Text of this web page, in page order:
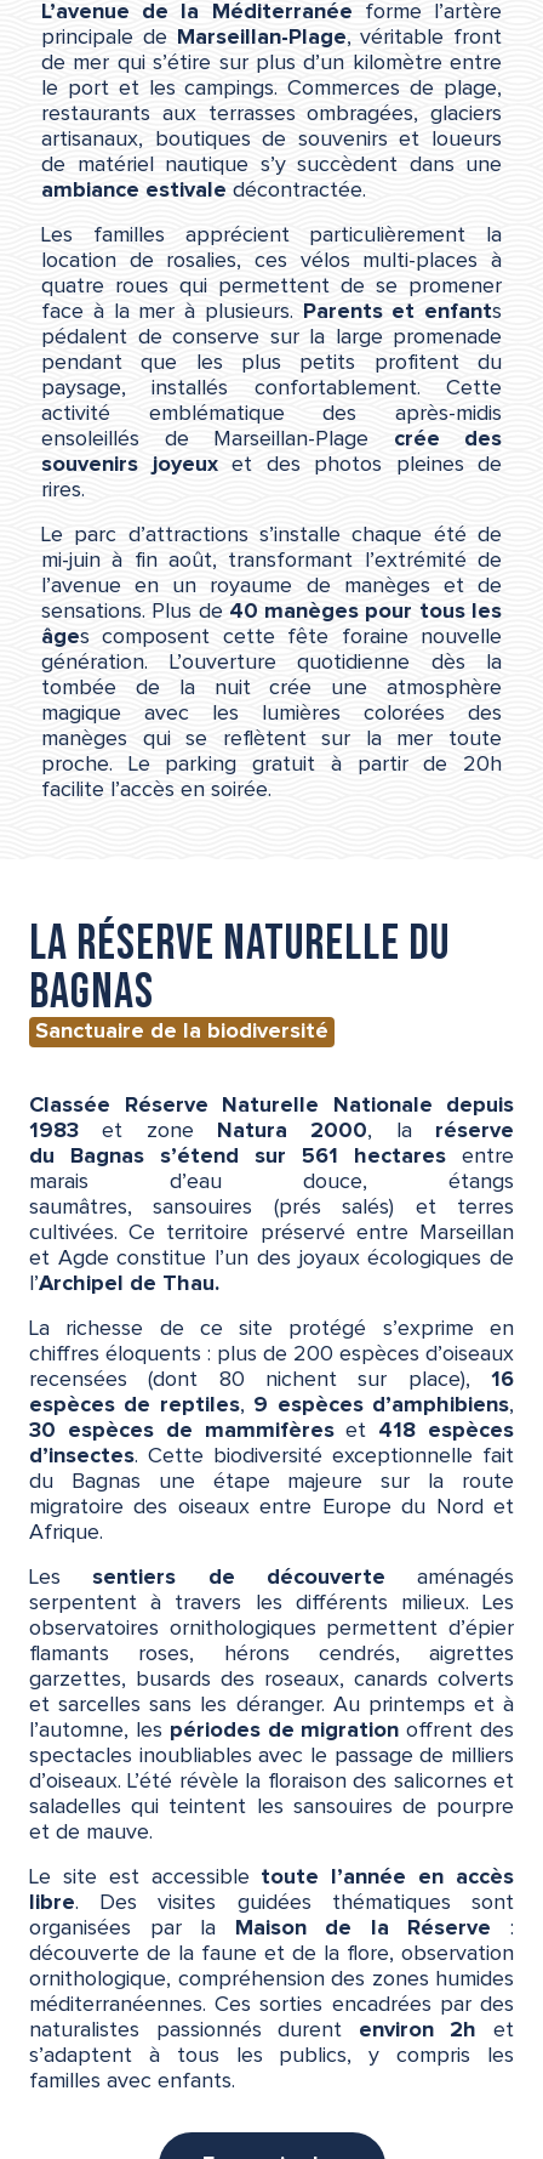
L’avenue de la Méditerranée forme l’artère
principale de
Marseillan-Plage, véritable front
de mer qui s’étire sur plus d’un kilomètre entre
le port et les campings. Commerces de plage,
restaurants aux terrasses ombragées, glaciers
artisanaux, boutiques de souvenirs et loueurs
de matériel nautique s’y succèdent dans une
ambiance estivale décontractée.
Les familles apprécient particulièrement la
location de rosalies, ces vélos multi-places à
quatre roues qui permettent de se promener
face à la mer à plusieurs.
Parents et enfants
pédalent de conserve sur la large promenade
pendant que les plus petits profitent du
paysage, installés confortablement. Cette
activité emblématique des après-midis
ensoleillés de Marseillan-Plage crée des
souvenirs joyeuxet des photos pleines de
rires.
Le parc d’attractions s’installe chaque été de
mi-juin à fin août, transformant l’extrémité de
l’avenue en un royaume de manèges et de
sensations. Plus de 40 manèges pour tous les
âges composent cette fête foraine nouvelle
génération. L’ouverture quotidienne dès la
tombée de la nuit crée une atmosphère
magique avec les lumières colorées des
manèges qui se reflètent sur la mer toute
proche. Le parking gratuit à partir de 20h
facilite l’accès en soirée.
La réserve naturelle du
Bagnas
Sanctuaire de la biodiversité
Classée Réserve Naturelle Nationale depuis
1983 et zone Natura 2000, la réserve
du Bagnas s’étend sur 561 hectares entre
marais d’eau douce, étangs
saumâtres, sansouires (prés salés) et terres
cultivées. Ce territoire préservé entre Marseillan
et Agde constitue l’un des joyaux écologiques de
l’Archipel de Thau.
La richesse de ce site protégé s’exprime en
chiffres éloquents : plus de 200 espèces d’oiseaux
recensées (dont 80 nichent sur place), 16
espèces de reptiles, 9 espèces d’amphibiens,
30 espèces de mammifèreset 418 espèces
d’insectes. Cette biodiversité exceptionnelle fait
du Bagnas une étape majeure sur la route
migratoire des oiseaux entre Europe du Nord et
Afrique.
Lessentiers de découverte aménagés
serpentent à travers les différents milieux. Les
observatoires ornithologiques permettent d’épier
flamants roses, hérons cendrés, aigrettes
garzettes, busards des roseaux, canards colverts
et sarcelles sans les déranger. Au printemps et à
l’automne, les périodes de migration offrent des
spectacles inoubliables avec le passage de milliers
d’oiseaux. L’été révèle la floraison des salicornes et
saladelles qui teintent les sansouires de pourpre
et de mauve.
Le site est accessible toute l’année en accès
libre. Des visites guidées thématiques sont
organisées par la
Maison de la Réserve :
découverte de la faune et de la flore, observation
ornithologique, compréhension des zones humides
méditerranéennes. Ces sorties encadrées par des
naturalistes passionnés durent environ 2h et
s’adaptent à tous les publics, y compris les
familles avec enfants.